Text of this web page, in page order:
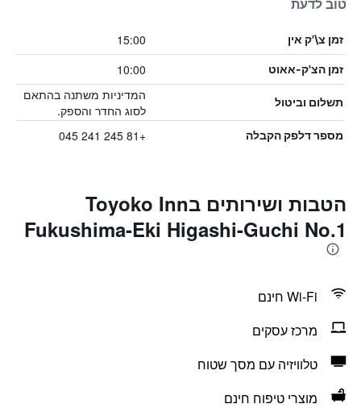
טוב לדעת
זמן צ\'ק אין 15:00
זמן הצ'ק-אאוט 10:00
תשלום וביטול
המדיניות משתנה בהתאם
לסוג החדר והספק.
מספר דלפק הקבלה +81 245 241 045
הטבות ושירותים בToyoko Inn
Fukushima-Eki Higashi-Guchi No.1
Wi-Fi חינם
מרכז עסקים
טלוויזיה עם מסך שטוח
מוצרי טיפוח חינם